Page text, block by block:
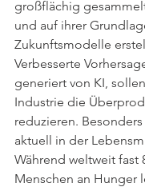
großflächig
und auf ihrer
Zukunftsmodelle
Verbesserte
generiert von KI,
Industrie die
reduzieren.
aktuell in der
Während weltweit fast
Menschen an Hunger